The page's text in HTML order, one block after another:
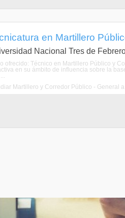
en Martillero
Nacional Tres de
ofrecido: Técnico en Martillero Público y
en su ámbito de influencia sobre la
Martillero y Corredor Público - General